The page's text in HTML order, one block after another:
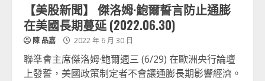
【美股新聞】 傑洛姆·鮑爾誓言防止通膨
在美國長期蔓延 (2022.06.30)
陳 品嘉 2022 年 6 月 30 日
聯準會主席傑洛姆·鮑爾週三 (6/29) 在歐洲央行論壇
上發誓，美國政策制定者不會讓通膨長期影響經濟。